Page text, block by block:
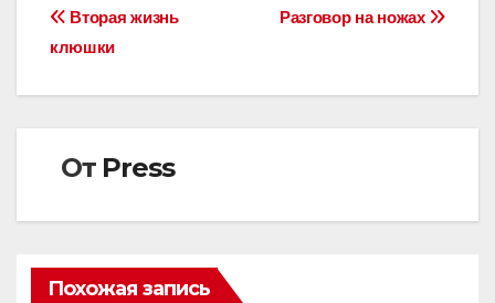
Навигация
Разговор на ножах
Вторая жизнь
клюшки
От Press
Похожая запись